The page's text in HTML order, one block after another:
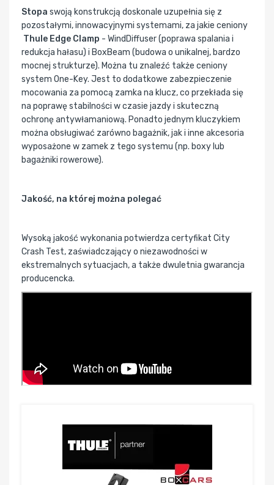
Stopa swoją konstrukcją doskonale uzupełnia się z
pozostałymi, innowacyjnymi systemami, za jakie ceniony
Thule Edge Clamp - WindDiffuser (poprawa spalania i
redukcja hałasu) i BoxBeam (budowa o unikalnej, bardzo
mocnej strukturze). Można tu znaleźć także ceniony
system One-Key. Jest to dodatkowe zabezpieczenie
mocowania za pomocą zamka na klucz, co przekłada się
na poprawę stabilności w czasie jazdy i skuteczną
ochronę antywłamaniową. Ponadto jednym kluczykiem
można obsługiwać zarówno bagażnik, jak i inne akcesoria
wyposażone w zamek z tego systemu (np. boxy lub
bagażniki rowerowe).
Jakość, na której można polegać
Wysoką jakość wykonania potwierdza certyfikat City
Crash Test, zaświadczający o niezawodności w
ekstremalnych sytuacjach, a także dwuletnia gwarancja
producencka.